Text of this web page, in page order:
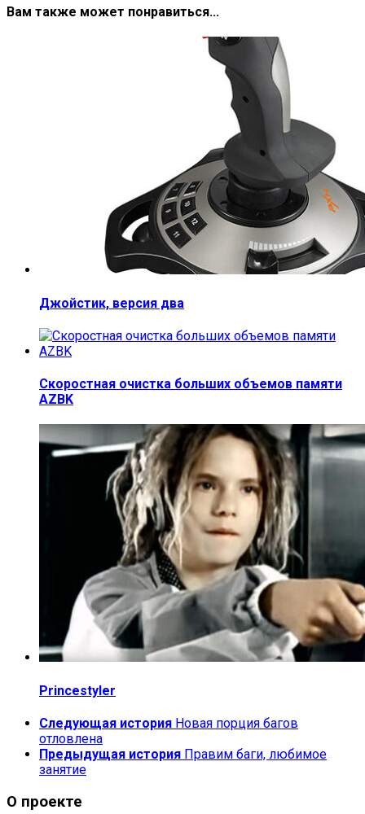
Вам также может понравиться...
Джойстик, версия два
Скоростная очистка больших объемов памяти
AZBK
Princestyler
Следующая история Новая порция багов
отловлена
Предыдущая история Правим баги, любимое
занятие
О проекте